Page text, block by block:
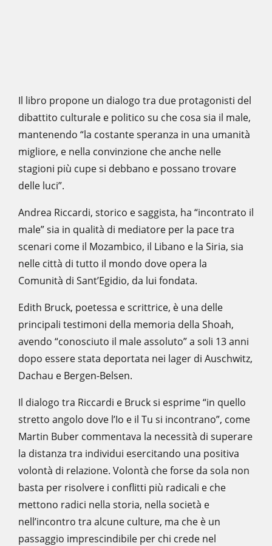
Il libro propone un dialogo tra due protagonisti del
dibattito culturale e politico su che cosa sia il male,
mantenendo “la costante speranza in una umanità
migliore, e nella convinzione che anche nelle
stagioni più cupe si debbano e possano trovare
delle luci”.
Andrea Riccardi, storico e saggista, ha “incontrato il
male” sia in qualità di mediatore per la pace tra
scenari come il Mozambico, il Libano e la Siria, sia
nelle città di tutto il mondo dove opera la
Comunità di Sant’Egidio, da lui fondata.
Edith Bruck, poetessa e scrittrice, è una delle
principali testimoni della memoria della Shoah,
avendo “conosciuto il male assoluto” a soli 13 anni
dopo essere stata deportata nei lager di Auschwitz,
Dachau e Bergen-Belsen.
Il dialogo tra Riccardi e Bruck si esprime “in quello
stretto angolo dove l’Io e il Tu si incontrano”, come
Martin Buber commentava la necessità di superare
la distanza tra individui esercitando una positiva
volontà di relazione. Volontà che forse da sola non
basta per risolvere i conflitti più radicali e che
mettono radici nella storia, nella società e
nell’incontro tra alcune culture, ma che è un
passaggio imprescindibile per chi crede nel